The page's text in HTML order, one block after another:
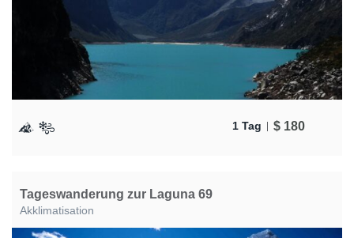
1 Tag $ 180
Tageswanderung zur Laguna 69
Akklimatisation